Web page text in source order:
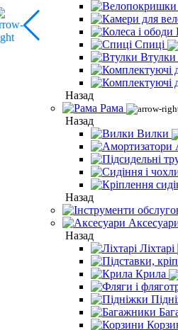
Спиці
Втулки
Назад
Рама
Назад
Вилки
Назад
Назад
Ліхтарі
Крила